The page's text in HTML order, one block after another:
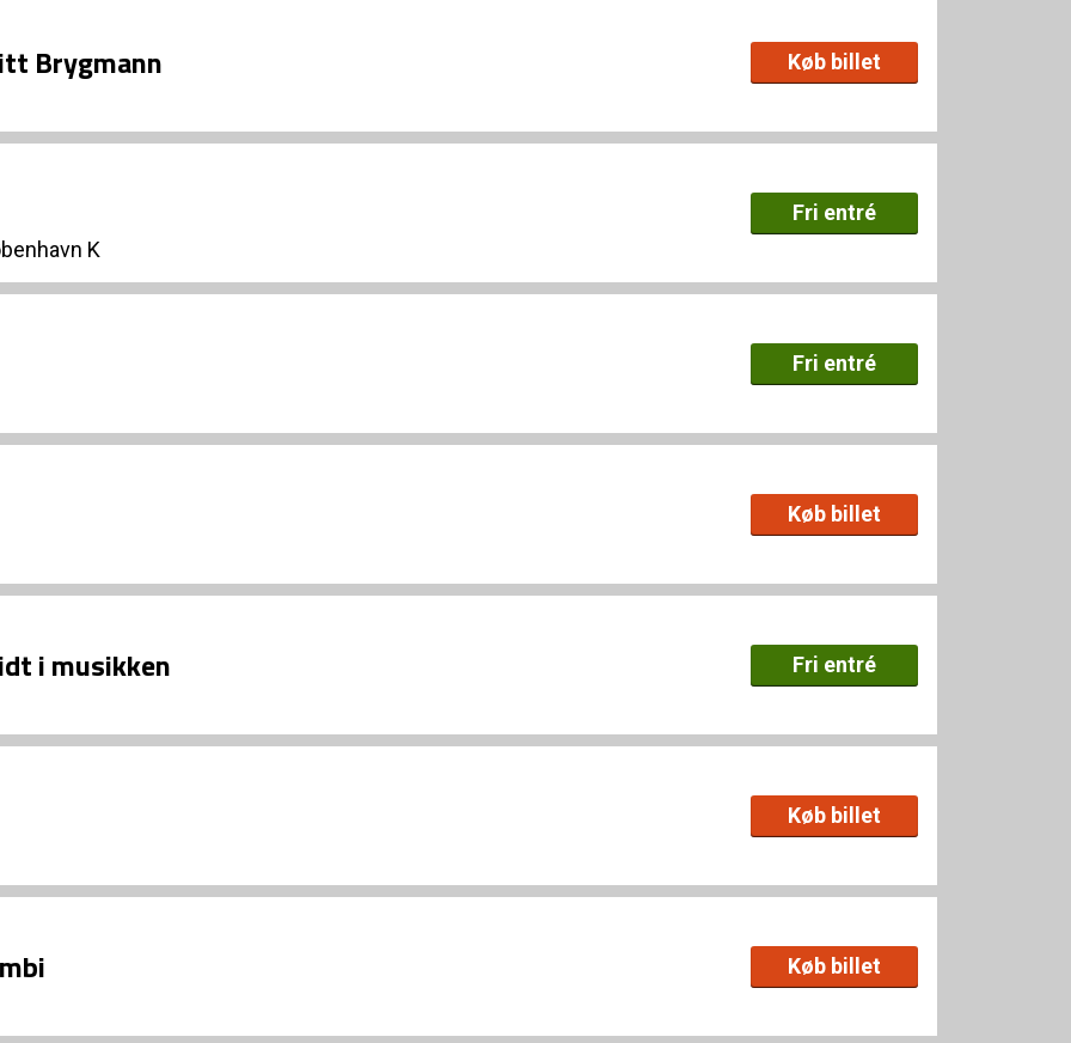
Brygmann Køb billet
K
Fri entré
Fri entré
Køb billet
i musikken Fri entré
Køb billet
Køb billet